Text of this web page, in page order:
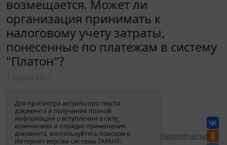
возмещается. Может ли
организация принимать к
налоговому учету затраты,
понесенные по платежам в систему
"Платон"?
Для просмотра актуального текста
документа и получения полной
информации о вступлении в силу,
изменениях и порядке применения
документа, воспользуйтесь поиском в
Интернет-версии системы ГАРАНТ:
Перепечатка